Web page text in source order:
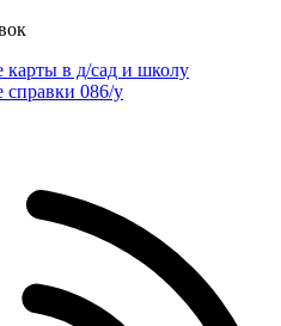
в д/сад и школу
086/у